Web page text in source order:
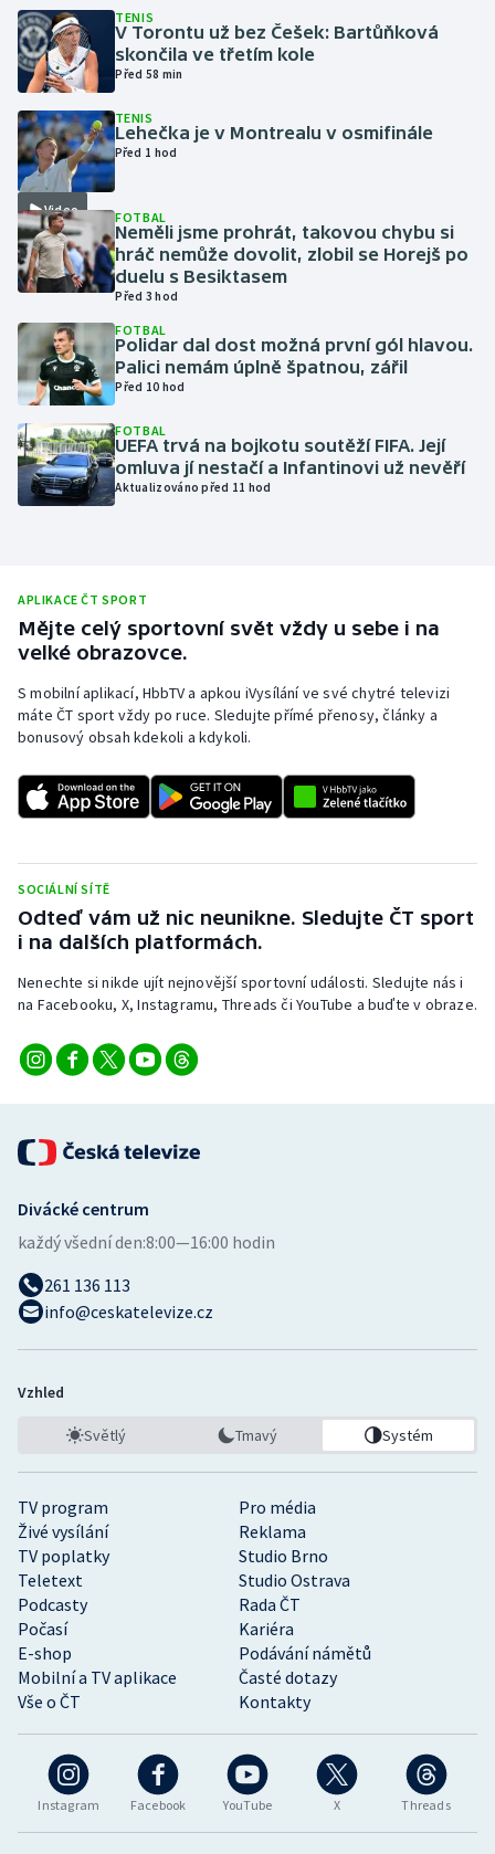
Jezdectví
Judo
Krasobruslení
Lezení
Lyže a snowboard
Moderní pětiboj
Motorsport
Olympijské hry
Parasport
Plavání
Rychlostní kanoistika
Short track
Stolní tenis
Triatlon
Veslování
Vodní slalom
Ostatní
TENIS
V Torontu už bez Češek: Bartůňková
skončila ve třetím kole
Před 58 min
Video
TENIS
Lehečka je v Montrealu v osmifinále
Před 1 hod
FOTBAL
Neměli jsme prohrát, takovou chybu si
hráč nemůže dovolit, zlobil se Horejš po
duelu s Besiktasem
Před 3 hod
FOTBAL
Polidar dal dost možná první gól hlavou.
Palici nemám úplně špatnou, zářil
Před 10 hod
FOTBAL
UEFA trvá na bojkotu soutěží FIFA. Její
omluva jí nestačí a Infantinovi už nevěří
Aktualizováno před 11 hod
APLIKACE ČT SPORT
Mějte celý sportovní svět vždy u sebe i na
velké obrazovce.
S mobilní aplikací, HbbTV a apkou iVysílání ve své chytré televizi
máte ČT sport vždy po ruce. Sledujte přímé přenosy, články a
bonusový obsah kdekoli a kdykoli.
SOCIÁLNÍ SÍTĚ
Odteď vám už nic neunikne. Sledujte ČT sport
i na dalších platformách.
Nenechte si nikde ujít nejnovější sportovní události. Sledujte nás i
na Facebooku, X, Instagramu, Threads či YouTube a buďte v obraze.
Instagram Facebook YouTube X Threads
TV program
Pro média
Živé vysílání
Reklama
TV poplatky
Studio Brno
Teletext
Studio Ostrava
Podcasty
Rada ČT
Počasí
Kariéra
E-shop
Podávání námětů
Mobilní a TV aplikace
Časté dotazy
Vše o ČT
Kontakty
Divácké centrum
každý všední den:8:00—16:00 hodin
261 136 113
info@ceskatelevize.cz
Vzhled
Světlý Tmavý Systém